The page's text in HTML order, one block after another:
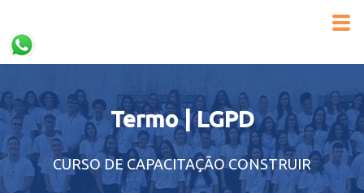
Termo | LGPD
CURSO DE CAPACITAÇÃO CONSTRUIR